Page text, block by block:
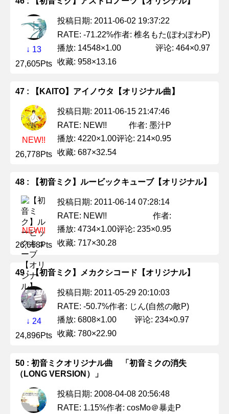
↓ 13
27,605Pts
投稿日期: 2011-06-02 19:37:22
RATE: -71.22%作者: 椎名もた(ぽわぽわP)
播放: 14548×1.00
评论: 464×0.97
收藏: 958×13.16
47 : 【KAITO】アイノウタ【オリジナル曲】
NEW!!
26,778Pts
投稿日期: 2011-06-15 21:47:46
RATE: NEW!!
作者: 墨汁P
播放: 4220×1.00评论: 214×0.95
收藏: 687×32.54
48 : 【初音ミク】ルービックキューブ【オリジナル】
NEW!!
26,668Pts
投稿日期: 2011-06-14 07:28:14
RATE: NEW!!
作者:
播放: 4734×1.00评论: 235×0.95
收藏: 717×30.28
49 : 【初音ミク】メカクシコード【オリジナル】
↓ 24
24,896Pts
投稿日期: 2011-05-29 20:10:03
RATE: -50.7%作者: じん(自然の敵P)
播放: 6808×1.00
评论: 234×0.97
收藏: 780×22.90
50 : 初音ミクオリジナル曲 「初音ミクの消失
（LONG VERSION）」
投稿日期: 2008-04-08 20:56:48
RATE: 1.15%作者: cosMo＠暴走P